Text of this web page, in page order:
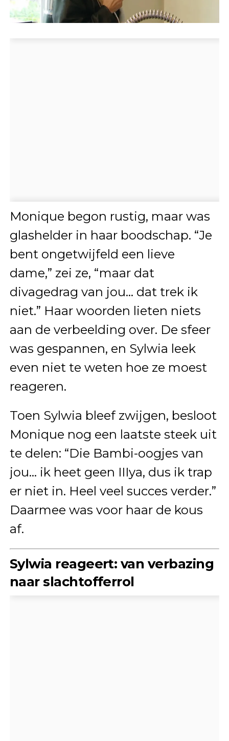
Monique begon rustig, maar was
glashelder in haar boodschap. “Je
bent ongetwijfeld een lieve
dame,” zei ze, “maar dat
divagedrag van jou… dat trek ik
niet.” Haar woorden lieten niets
aan de verbeelding over. De sfeer
was gespannen, en Sylwia leek
even niet te weten hoe ze moest
reageren.
Toen Sylwia bleef zwijgen, besloot
Monique nog een laatste steek uit
te delen: “Die Bambi-oogjes van
jou… ik heet geen IIIya, dus ik trap
er niet in. Heel veel succes verder.”
Daarmee was voor haar de kous
af.
Sylwia reageert: van verbazing
naar slachtofferrol